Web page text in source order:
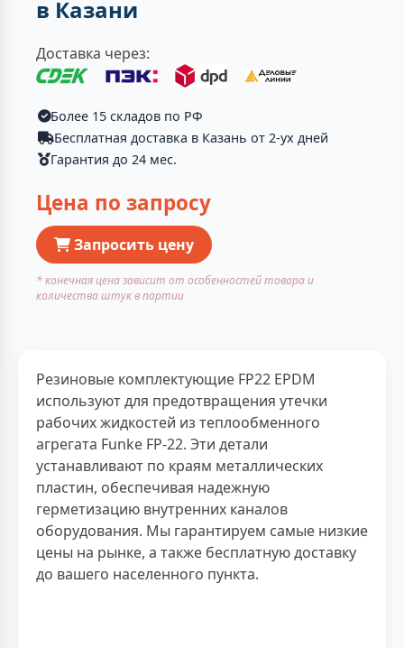
в Казани
Доставка через:
Более 15 складов по РФ
Бесплатная доставка в Казань от 2-ух дней
Гарантия до 24 мес.
Цена по запросу
Запросить цену
* конечная цена зависит от особенностей товара и
количества штук в партии
Резиновые комплектующие FP22 EPDM
используют для предотвращения утечки
рабочих жидкостей из теплообменного
агрегата Funke FP-22. Эти детали
устанавливают по краям металлических
пластин, обеспечивая надежную
герметизацию внутренних каналов
оборудования. Мы гарантируем самые низкие
цены на рынке, а также бесплатную доставку
до вашего населенного пункта.